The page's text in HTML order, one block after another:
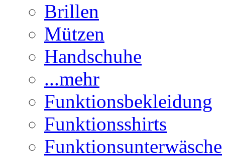
Brillen
Mützen
Handschuhe
...mehr
Funktionsbekleidung
Funktionsshirts
Funktionsunterwäsche